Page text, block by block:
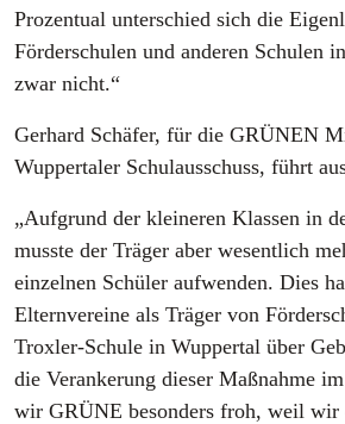
Prozentual unterschied sich die
Förderschulen und anderen Schulen
zwar nicht.“
Gerhard Schäfer, für die GRÜNEN
Wuppertaler Schulausschuss, führt
„Aufgrund der kleineren Klassen in
musste der Träger aber wesentlich
einzelnen Schüler aufwenden. Dies
Elternvereine als Träger von
Troxler-Schule in Wuppertal über
die Verankerung dieser Maßnahme
wir GRÜNE besonders froh, weil wir